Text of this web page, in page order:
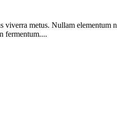
metus. Nullam
fermentum....